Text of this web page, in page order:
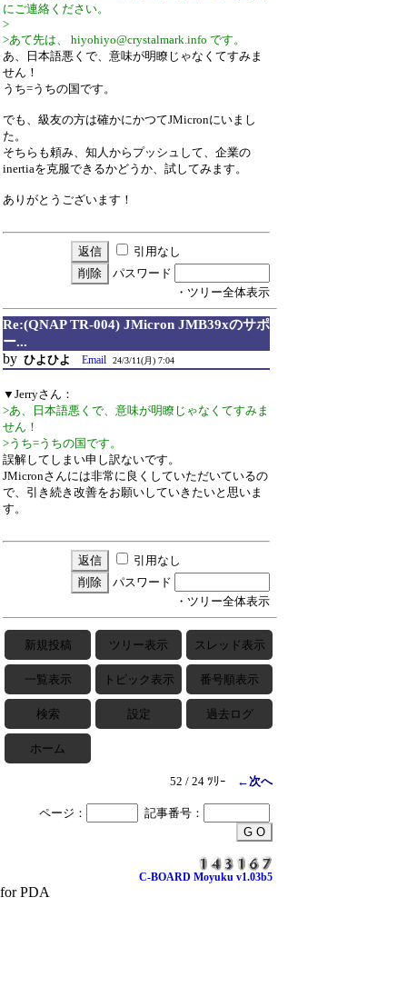
にご連絡ください。
>
>あて先は、 hiyohiyo@crystalmark.info です。
あ、日本語悪くで、意味が明瞭じゃなくてすみま
せん！
うち=うちの国です。
でも、級友の方は確かにかつてJMicronにいまし
た。
そちらも頼み、知人からプッシュして、企業の
inertiaを克服できるかどうか、試してみます。
ありがとうございます！
引用なし
パスワード
・ツリー全体表示
Re:(QNAP TR-004) JMicron JMB39xのサポ
ー...
by ひよひよ Email 24/3/11(月) 7:04
▼Jerryさん：
>あ、日本語悪くで、意味が明瞭じゃなくてすみま
せん！
>うち=うちの国です。
誤解してしまい申し訳ないです。
JMicronさんには非常に良くしていただいているの
で、引き続き改善をお願いしていきたいと思いま
す。
引用なし
パスワード
・ツリー全体表示
新規投稿 ツリー表示 スレッド表示
一覧表示 トピック表示 番号順表示
検索 設定 過去ログ
ホーム
52 / 24 ﾂﾘｰ ←次へ
ページ： 記事番号：
C-BOARD Moyuku v1.03b5
for PDA